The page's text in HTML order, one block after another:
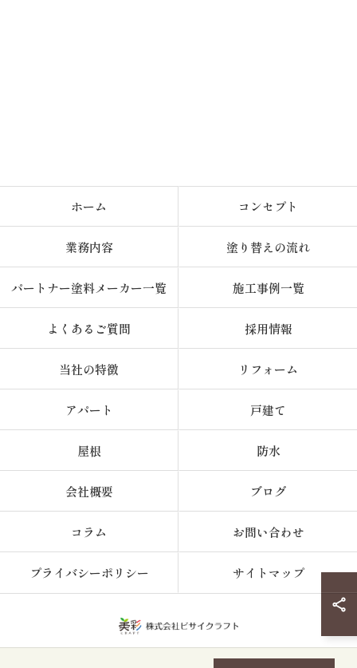
ホーム コンセプト
業務内容 塗り替えの流れ
パートナー塗料メーカー一覧 施工事例一覧
よくあるご質問 採用情報
当社の特徴 リフォーム
アパート 戸建て
屋根 防水
会社概要 ブログ
コラム お問い合わせ
プライバシーポリシー サイトマップ